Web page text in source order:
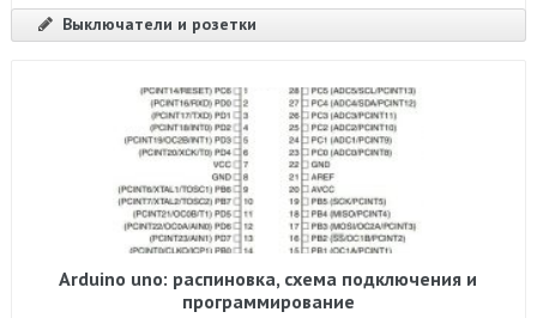
Выключатели и розетки
Arduino uno: распиновка, схема подключения и
программирование